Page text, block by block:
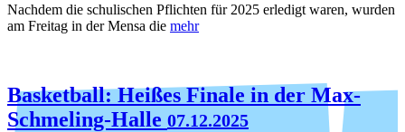
Nachdem die schulischen Pflichten für 2025 erledigt waren, wurden
am Freitag in der Mensa die mehr
Basketball: Heißes Finale in der Max-
Schmeling-Halle 07.12.2025